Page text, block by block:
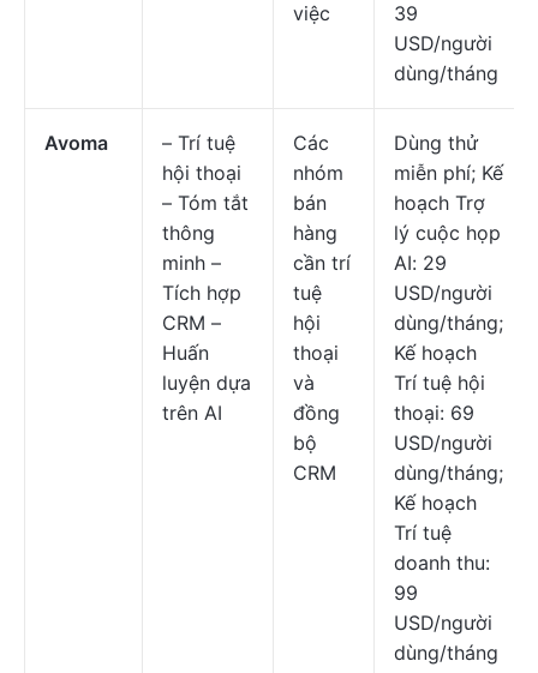
việc
39
USD/người
dùng/tháng
Avoma
– Trí tuệ
hội thoại
– Tóm tắt
thông
minh –
Tích hợp
CRM –
Huấn
luyện dựa
trên AI
Các
nhóm
bán
hàng
cần trí
tuệ
hội
thoại
và
đồng
bộ
CRM
Dùng thử
miễn phí; Kế
hoạch Trợ
lý cuộc họp
AI: 29
USD/người
dùng/tháng;
Kế hoạch
Trí tuệ hội
thoại: 69
USD/người
dùng/tháng;
Kế hoạch
Trí tuệ
doanh thu:
99
USD/người
dùng/tháng